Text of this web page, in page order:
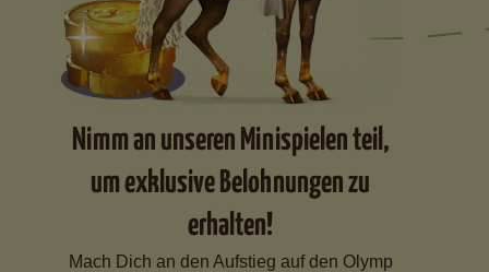
Nimm an unseren Minispielen teil,
um exklusive Belohnungen zu
erhalten!
Mach Dich an den Aufstieg auf den Olymp